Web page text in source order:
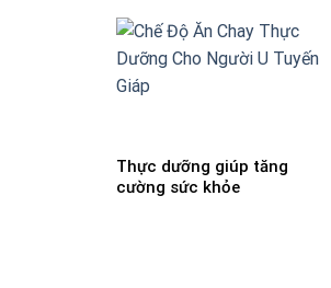
Thực dưỡng giúp tăng
cường sức khỏe